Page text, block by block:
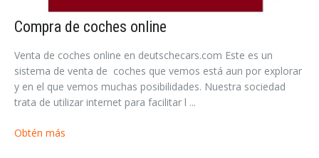
Compra de coches online
Venta de coches online en deutschecars.com Este es un
sistema de venta de coches que vemos está aun por explorar
y en el que vemos muchas posibilidades. Nuestra sociedad
trata de utilizar internet para facilitar l ...
Obtén más